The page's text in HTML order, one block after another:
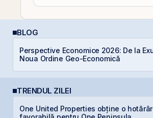
BLOG
Perspective Economice 2026: De la
Noua Ordine Geo-Economică
TRENDUL ZILEI
One United Properties obține o